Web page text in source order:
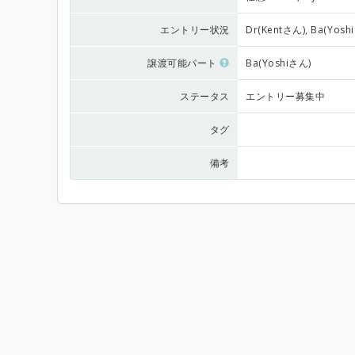
エントリー状況 Dr(Kentさん),
譲渡可能パート Ba(Yoshiさん)
ステータス エントリー募集中
タグ
備考